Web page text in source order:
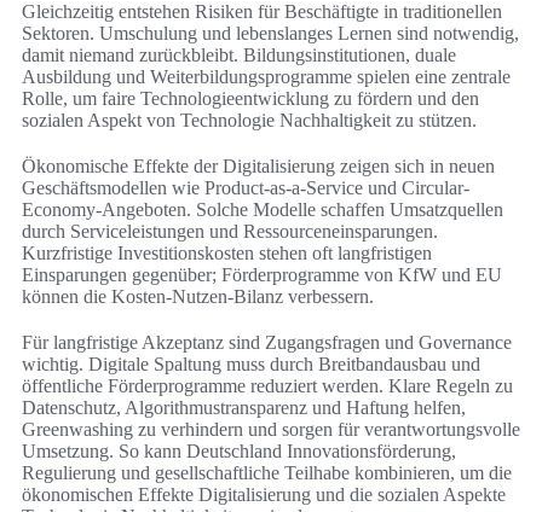
Gleichzeitig entstehen Risiken für Beschäftigte in traditionellen
Sektoren. Umschulung und lebenslanges Lernen sind notwendig,
damit niemand zurückbleibt. Bildungsinstitutionen, duale
Ausbildung und Weiterbildungsprogramme spielen eine zentrale
Rolle, um faire Technologieentwicklung zu fördern und den
sozialen Aspekt von Technologie Nachhaltigkeit zu stützen.
Ökonomische Effekte der Digitalisierung zeigen sich in neuen
Geschäftsmodellen wie Product-as-a-Service und Circular-
Economy-Angeboten. Solche Modelle schaffen Umsatzquellen
durch Serviceleistungen und Ressourceneinsparungen.
Kurzfristige Investitionskosten stehen oft langfristigen
Einsparungen gegenüber; Förderprogramme von KfW und EU
können die Kosten-Nutzen-Bilanz verbessern.
Für langfristige Akzeptanz sind Zugangsfragen und Governance
wichtig. Digitale Spaltung muss durch Breitbandausbau und
öffentliche Förderprogramme reduziert werden. Klare Regeln zu
Datenschutz, Algorithmustransparenz und Haftung helfen,
Greenwashing zu verhindern und sorgen für verantwortungsvolle
Umsetzung. So kann Deutschland Innovationsförderung,
Regulierung und gesellschaftliche Teilhabe kombinieren, um die
ökonomischen Effekte Digitalisierung und die sozialen Aspekte